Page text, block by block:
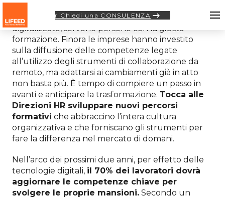
riChiedi una CONSULENZA
Per lavorare e competere in un mondo
digitalizzato, servono persone con la giusta
formazione. Finora le imprese hanno investito
sulla diffusione delle competenze legate
all’utilizzo degli strumenti di collaborazione da
remoto, ma adattarsi ai cambiamenti già in atto
non basta più. È tempo di compiere un passo in
avanti e anticipare la trasformazione. Tocca alle
Direzioni HR sviluppare nuovi percorsi
formativi che abbraccino l’intera cultura
organizzativa e che forniscano gli strumenti per
fare la differenza nel mercato di domani.
Nell’arco dei prossimi due anni, per effetto delle
tecnologie digitali, il 70% dei lavoratori dovrà
aggiornare le competenze chiave per
svolgere le proprie mansioni. Secondo un